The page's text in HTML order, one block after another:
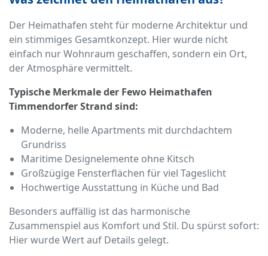
Der Heimathafen steht für moderne Architektur und
ein stimmiges Gesamtkonzept. Hier wurde nicht
einfach nur Wohnraum geschaffen, sondern ein Ort,
der Atmosphäre vermittelt.
Typische Merkmale der Fewo Heimathafen
Timmendorfer Strand sind:
Moderne, helle Apartments mit durchdachtem
Grundriss
Maritime Designelemente ohne Kitsch
Großzügige Fensterflächen für viel Tageslicht
Hochwertige Ausstattung in Küche und Bad
Besonders auffällig ist das harmonische
Zusammenspiel aus Komfort und Stil. Du spürst sofort:
Hier wurde Wert auf Details gelegt.